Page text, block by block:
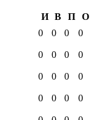
И В П
О
0 0 0 0
0 0 0 0
0 0 0 0
0 0 0 0